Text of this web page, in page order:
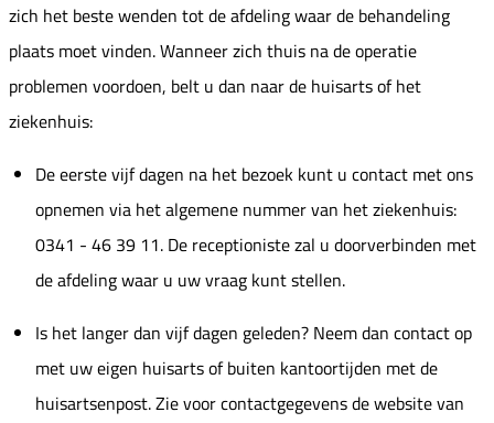
zich het beste wenden tot de afdeling waar de behandeling
plaats moet vinden. Wanneer zich thuis na de operatie
problemen voordoen, belt u dan naar de huisarts of het
ziekenhuis:
De eerste vijf dagen na het bezoek kunt u contact met ons
opnemen via het algemene nummer van het ziekenhuis:
0341 - 46 39 11. De receptioniste zal u doorverbinden met
de afdeling waar u uw vraag kunt stellen.
Is het langer dan vijf dagen geleden? Neem dan contact op
met uw eigen huisarts of buiten kantoortijden met de
huisartsenpost. Zie voor contactgegevens de website van